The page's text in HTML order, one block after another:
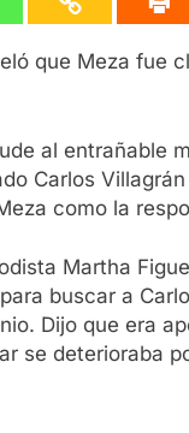
que Meza fue
al entrañable
Carlos
como la
Martha
buscar a
Dijo que era
se deterioraba